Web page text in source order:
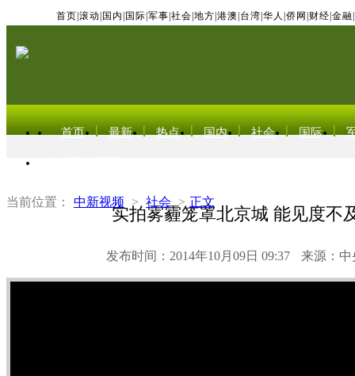
首页 滚动 国内 国际 军事 社会 地方 港澳 台湾 华人 侨网 财经 金融
首页 最新 热点 国内 社会 国际
当前位置： 中新视频 > 社会 > 正文
实拍雾霾笼罩北京城 能见度不
发布时间：2014年10月09日 09:37 来源：中